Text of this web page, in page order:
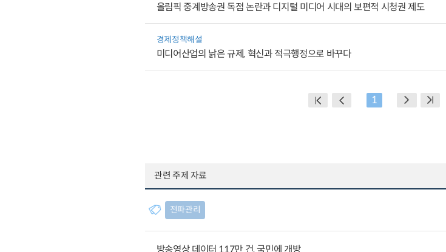
올림픽 중계방송권 독점 논란과 디지털 미디어 시대의 보편적 시청권 제도
경제정책해설
미디어산업의 낡은 규제, 혁신과 적극행정으로 바꾸다
1
관련 주제 자료
전파관리
방송영상 데이터 117만 건, 국민에 개방